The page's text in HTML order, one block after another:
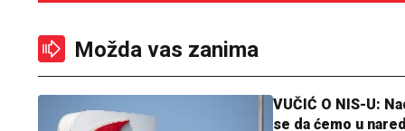
Možda vas zanima
VUČIĆ O NIS-U:
se da ćemo u